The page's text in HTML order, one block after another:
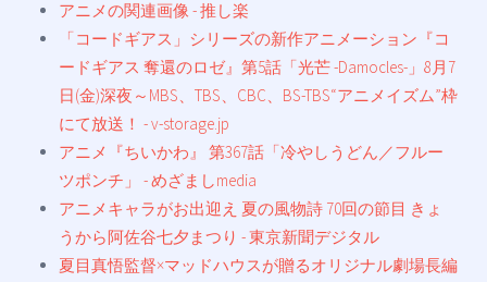
アニメの関連画像 - 推し楽
「コードギアス」シリーズの新作アニメーション『コ
ードギアス 奪還のロゼ』第5話「光芒 -Damocles-」8月7
日(金)深夜～MBS、TBS、CBC、BS-TBS“アニメイズム”枠
にて放送！ - v-storage.jp
アニメ『ちいかわ』 第367話「冷やしうどん／フルー
ツポンチ」 - めざましmedia
アニメキャラがお出迎え 夏の風物詩 70回の節目 きょ
うから阿佐谷七夕まつり - 東京新聞デジタル
夏目真悟監督×マッドハウスが贈るオリジナル劇場長編